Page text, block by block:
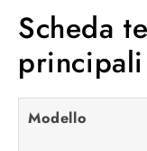
Scheda
principali
Modello